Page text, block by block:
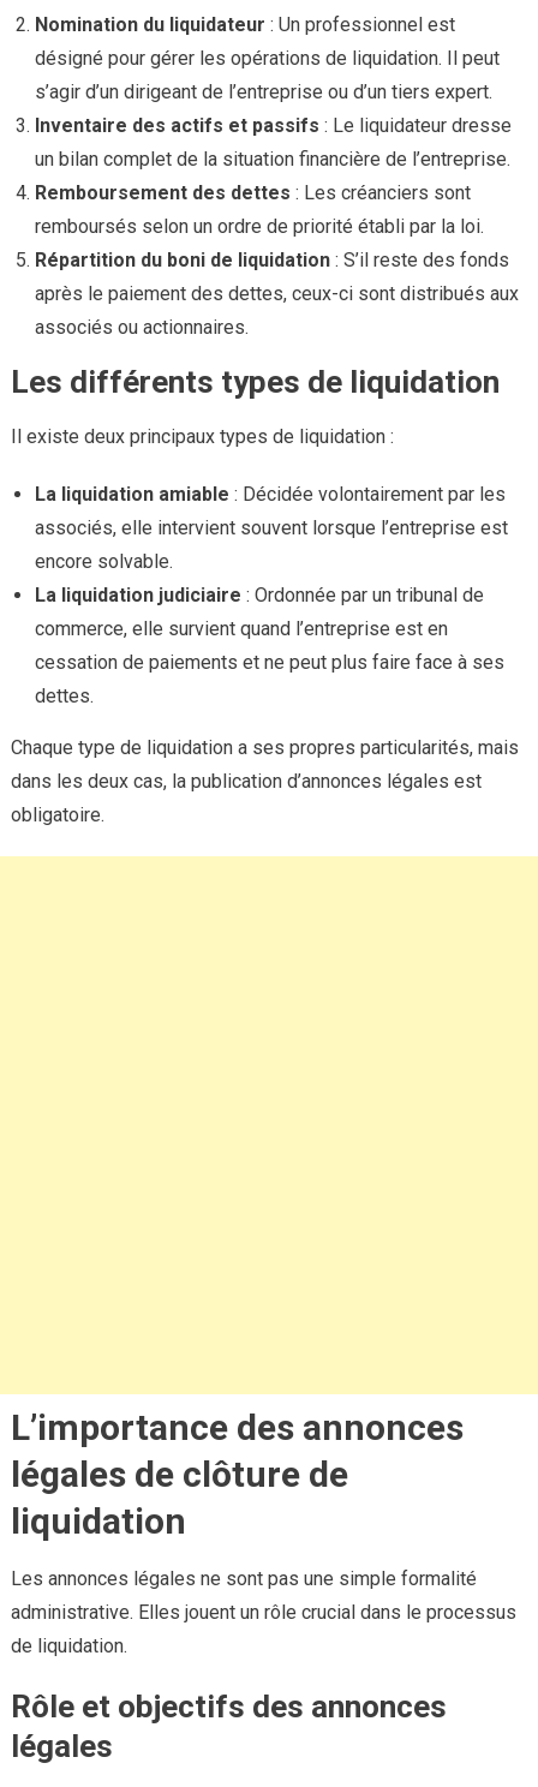
Nomination du liquidateur : Un professionnel est
désigné pour gérer les opérations de liquidation. Il peut
s’agir d’un dirigeant de l’entreprise ou d’un tiers expert.
Inventaire des actifs et passifs : Le liquidateur dresse
un bilan complet de la situation financière de l’entreprise.
Remboursement des dettes : Les créanciers sont
remboursés selon un ordre de priorité établi par la loi.
Répartition du boni de liquidation: S’il reste des fonds
après le paiement des dettes, ceux-ci sont distribués aux
associés ou actionnaires.
Les différents types de liquidation
Il existe deux principaux types de liquidation :
La liquidation amiable : Décidée volontairement par les
associés, elle intervient souvent lorsque l’entreprise est
encore solvable.
La liquidation judiciaire : Ordonnée par un tribunal de
commerce, elle survient quand l’entreprise est en
cessation de paiements et ne peut plus faire face à ses
dettes.
Chaque type de liquidation a ses propres particularités, mais
dans les deux cas, la publication d’annonces légales est
obligatoire.
L’importance des annonces
légales de clôture de
liquidation
Les annonces légales ne sont pas une simple formalité
administrative. Elles jouent un rôle crucial dans le processus
de liquidation.
Rôle et objectifs des annonces
légales